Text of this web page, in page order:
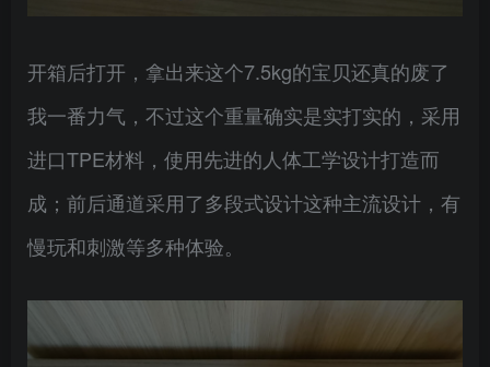
开箱后打开，拿出来这个7.5kg的宝贝还真的废了
我一番力气，不过这个重量确实是实打实的，采用
进口TPE材料，使用先进的人体工学设计打造而
成；前后通道采用了多段式设计这种主流设计，有
慢玩和刺激等多种体验。